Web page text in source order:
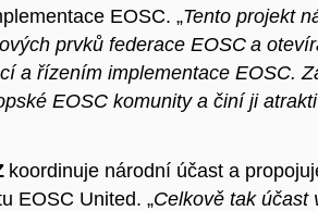
EOSC. „Tento projekt
prvků federace EOSC a
a řízením implementace EOSC.
EOSC komunity a činí ji
koordinuje národní účast a
EOSC United. „Celkově tak účast